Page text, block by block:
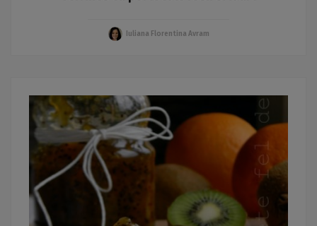
Iuliana Florentina Avram